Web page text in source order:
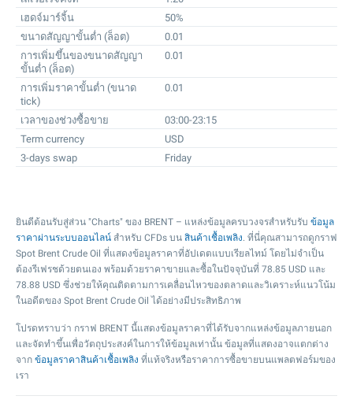
เฮดจ์มาร์จิ้น
50%
ขนาดสัญญาขั้นต่ำ (ล็อต)
0.01
การเพิ่มขึ้นของขนาดสัญญา
ขั้นต่ำ (ล็อต)
0.01
การเพิ่มราคาขั้นต่ำ (ขนาด
tick)
0.01
เวลาของช่วงซื้อขาย
03:00-23:15
Term currency
USD
3-days swap
Friday
ยินดีต้อนรับสู่ส่วน "Charts" ของ BRENT – แหล่งข้อมูลครบวงจรสำหรับรับ ข้อมูล
ราคาผ่านระบบออนไลน์ สำหรับ CFDs บน สินค้าเชื้อเพลิง. ที่นี่คุณสามารถดูกราฟ
Spot Brent Crude Oil ที่แสดงข้อมูลราคาที่อัปเดตแบบเรียลไทม์ โดยไม่จำเป็น
ต้องรีเฟรชด้วยตนเอง พร้อมด้วยราคาขายและซื้อในปัจจุบันที่ 78.85 USD และ
78.88 USD ซึ่งช่วยให้คุณติดตามการเคลื่อนไหวของตลาดและวิเคราะห์แนวโน้ม
ในอดีตของ Spot Brent Crude Oil ได้อย่างมีประสิทธิภาพ
โปรดทราบว่า กราฟ BRENT นี้แสดงข้อมูลราคาที่ได้รับจากแหล่งข้อมูลภายนอก
และจัดทำขึ้นเพื่อวัตถุประสงค์ในการให้ข้อมูลเท่านั้น ข้อมูลที่แสดงอาจแตกต่าง
จาก ข้อมูลราคาสินค้าเชื้อเพลิง ที่แท้จริงหรือราคาการซื้อขายบนแพลตฟอร์มของ
เรา